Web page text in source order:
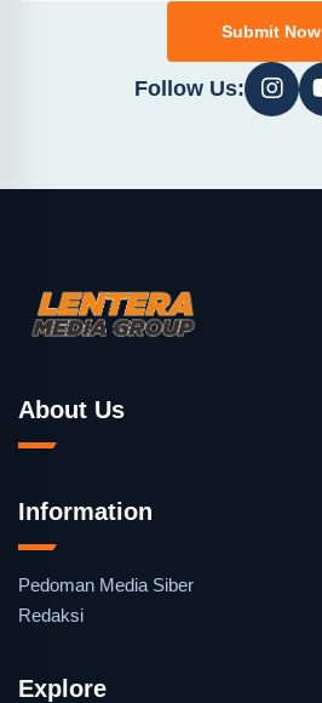
Submit Now
Follow Us:
About Us
Information
Pedoman Media Siber
Redaksi
Explore